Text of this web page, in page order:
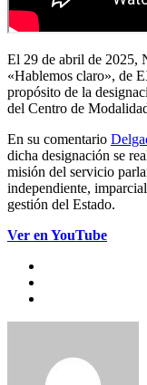
El 29 de abril de 2025,
«Hablemos claro», de
propósito de la
del Centro de
En su comentario
dicha designación se
misión del servicio
independiente,
gestión del Estado.
Ver en YouTube